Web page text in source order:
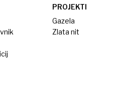
PROJEKTI
Gazela
Zlata nit